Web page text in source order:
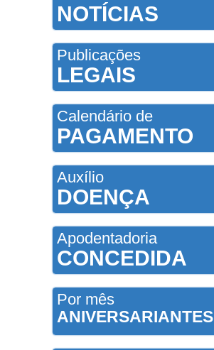
NOTÍCIAS
Publicações
LEGAIS
Calendário de
PAGAMENTO
Auxílio
DOENÇA
Apodentadoria
CONCEDIDA
Por mês
ANIVERSARIANTES